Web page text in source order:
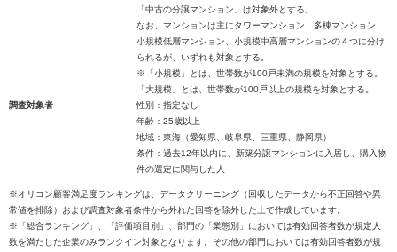
「中古の分譲マンション」は対象外とする。
なお、マンションは主にタワーマンション、多棟マンション、
小規模低層マンション、小規模中高層マンションの４つに分け
られるが、いずれも対象とする。
※「小規模」とは、世帯数が100戸未満の規模を対象とする。
「大規模」とは、世帯数が100戸以上の規模を対象とする。
調査対象者
性別：指定なし
年齢：25歳以上
地域：東海（愛知県、岐阜県、三重県、静岡県）
条件：過去12年以内に、新築分譲マンションに入居し、購入物
件の選定に関与した人
※オリコン顧客満足度ランキングは、データクリーニング（回収したデータから不正回答や異
常値を排除）および調査対象者条件から外れた回答を除外した上で作成しています。
※「総合ランキング」、「評価項目別」、部門の「業態別」においては有効回答者数が規定人
数を満たした企業のみランクイン対象となります。その他の部門においては有効回答者数が規